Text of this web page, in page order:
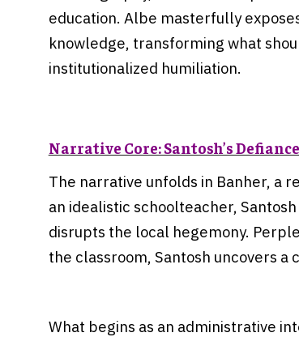
education. Albe masterfully
knowledge, transforming what
institutionalized humiliation.
Narrative Core: Santosh’s Defiance
The narrative unfolds in Banher, a
an idealistic schoolteacher,
disrupts the local hegemony.
the classroom, Santosh uncovers
What begins as an administrative